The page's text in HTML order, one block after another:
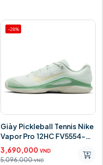
-28%
Giày Pickleball Tennis Nike
Vapor Pro 12HC FV5554-
301
3,690,000 VND
5,096,000 VND